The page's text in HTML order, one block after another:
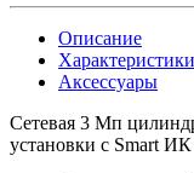
Описание
Характеристики
Аксессуары
Сетевая 3 Мп
установки с Smart